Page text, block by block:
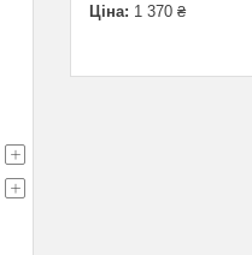
Ціна: 1 370 ₴